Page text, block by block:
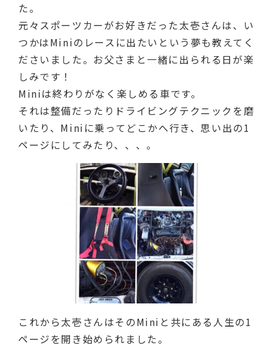
た。
元々スポーツカーがお好きだった太壱さんは、い
つかはMiniのレースに出たいという夢も教えてく
ださいました。お父さまと一緒に出られる日が楽
しみです！
Miniは終わりがなく楽しめる車です。
それは整備だったりドライビングテクニックを磨
いたり、Miniに乗ってどこかへ行き、思い出の1
ページにしてみたり、、、。
これから太壱さんはそのMiniと共にある人生の1
ページを開き始められました。